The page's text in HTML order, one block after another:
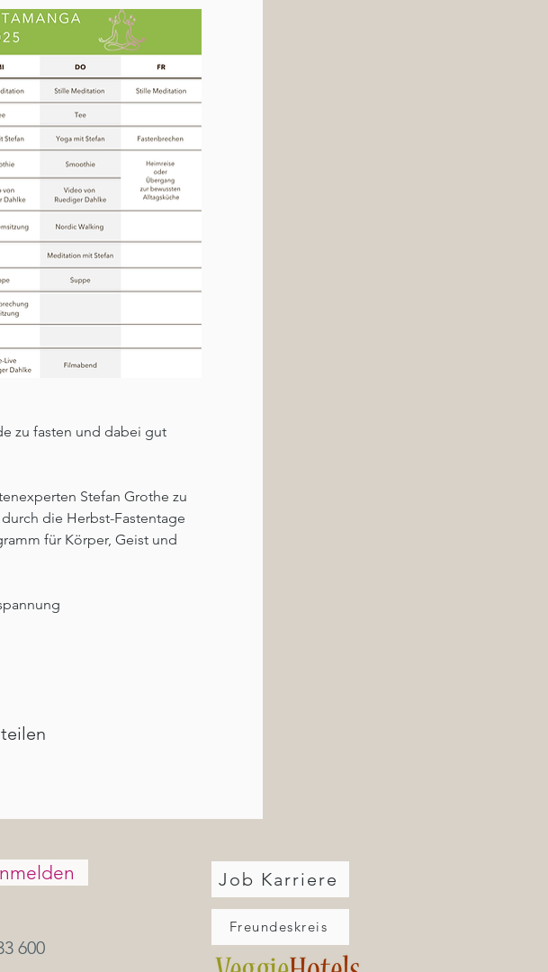
zu fasten und dabei gut
Stefan Grothe zu
die Herbst-Fastentage
für Körper, Geist und
600
Job Karriere
Freundeskreis